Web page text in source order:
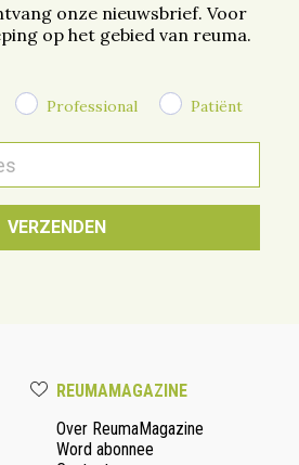
onze nieuwsbrief. Voor
op het gebied van reuma.
Professional Patiënt
REUMAMAGAZINE
Over ReumaMagazine
Word abonnee